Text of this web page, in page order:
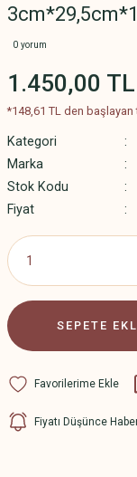
0 yorum
1.450,00 TL
*148,61 TL den başlayan
Kategori
Marka
Stok Kodu
Fiyat
SEPETE
Fiyatı Düşünce